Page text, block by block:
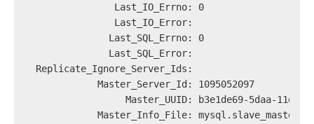
                Last_IO_Errno: 0
                Last_IO_Error:
               Last_SQL_Errno: 0
               Last_SQL_Error:
  Replicate_Ignore_Server_Ids:
             Master_Server_Id: 1095052097
Master_UUID: b3e1de69-5daa-11e8-
Master_Info_File: